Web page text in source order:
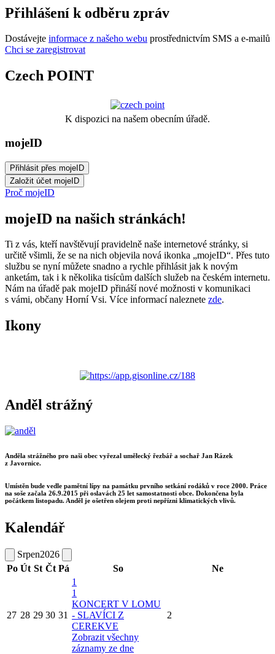
Přihlášení k odběru zpráv
Dostávejte informace z našeho webu prostřednictvím SMS a e-mailů
Chci se zaregistrovat
Czech POINT
K dispozici na našem obecním úřadě.
mojeID
Proč mojeID
mojeID na našich stránkách!
Ti z vás, kteří navštěvují pravidelně naše internetové stránky, si
určitě všimli, že se na nich objevila nová ikonka „mojeID“. Přes tuto
službu se nyní můžete snadno a rychle přihlásit jak k novým
anketám, tak i k několika tisícům dalších služeb na českém internetu.
Nám na úřadě pak mojeID přináší nové možnosti v komunikaci
s vámi, občany Horní Vsi. Více informací naleznete zde.
Ikony
Anděl strážný
Anděla strážného pro naši obec vyřezal umělecký řezbář a sochař Jan Rázek
z Javornice.
Umístěn bude vedle pamětní lípy na památku prvního setkání rodáků v roce 2000. Práce
na soše začala 26.9.2015 při oslavách 25 let samostatnosti obce. Dokončena byla
počátkem listopadu. Anděl je ošetřen olejem proti nepřízni klimatických vlivů.
Kalendář
Srpen2026
Po Út St Čt Pá So Ne
27 28 29 30 31
1
1
KONCERT V LOMU
- SLAVÍCI Z
CEREKVE
Zobrazit všechny
záznamy ze dne
2